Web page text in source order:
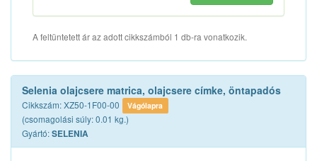
A feltüntetett ár az adott cikkszámból 1 db-ra vonatkozik.
Selenia olajcsere matrica, olajcsere címke, öntapadós
Cikkszám: XZ50-1F00-00 Vágólapra
(csomagolási súly: 0.01 kg.)
Gyártó:SELENIA